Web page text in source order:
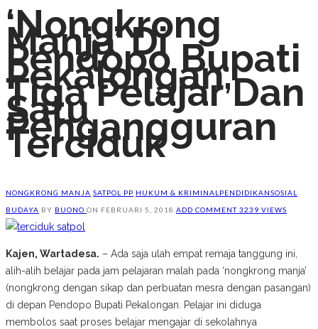
‘Nongkrong
Manja’ Di
Pendopo Bupati
Pekalongan,
Tiga Pelajar Dan
Satu
Pengangguran
Terciduk
NONGKRONG MANJA SATPOL PP HUKUM & KRIMINAL PENDIDIKANSOSIAL
BUDAYA BY BUONO ON FEBRUARI 5, 2018 ADD COMMENT 3239 VIEWS
Kajen, Wartadesa. – Ada saja ulah empat remaja tanggung ini,
alih-alih belajar pada jam pelajaran malah pada ‘nongkrong manja’
(nongkrong dengan sikap dan perbuatan mesra dengan pasangan)
di depan Pendopo Bupati Pekalongan. Pelajar ini diduga
membolos saat proses belajar mengajar di sekolahnya